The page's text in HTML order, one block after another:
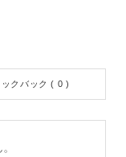
ックバック ( 0 )